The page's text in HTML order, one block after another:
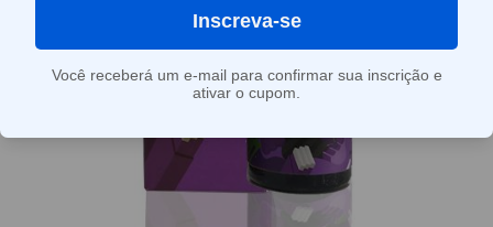
Inscreva-se
Você receberá um e-mail para confirmar sua inscrição e
ativar o cupom.